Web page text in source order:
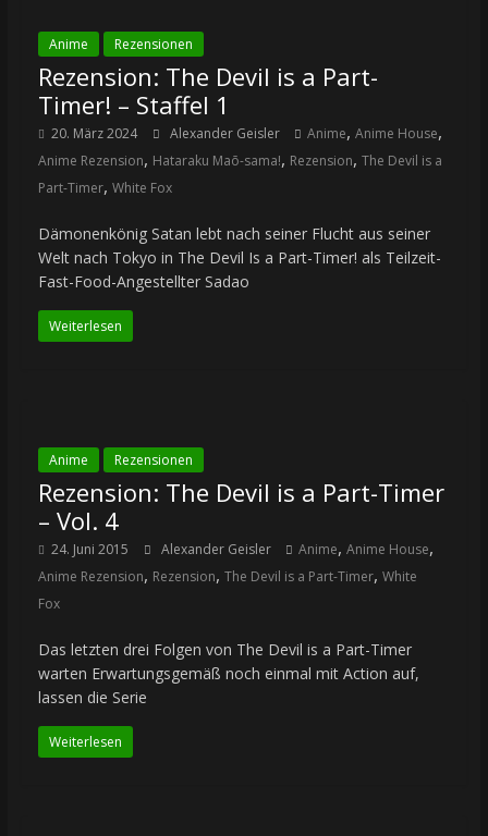
Anime Rezensionen
Rezension: The Devil is a Part-
Timer! – Staffel 1
20. März 2024 Alexander Geisler Anime, Anime House,
Anime Rezension, Hataraku Maō-sama!, Rezension, The Devil is a
Part-Timer, White Fox
Dämonenkönig Satan lebt nach seiner Flucht aus seiner
Welt nach Tokyo in The Devil Is a Part-Timer! als Teilzeit-
Fast-Food-Angestellter Sadao
Weiterlesen
Anime Rezensionen
Rezension: The Devil is a Part-Timer
– Vol. 4
24. Juni 2015 Alexander Geisler Anime, Anime House,
Anime Rezension, Rezension, The Devil is a Part-Timer, White
Fox
Das letzten drei Folgen von The Devil is a Part-Timer
warten Erwartungsgemäß noch einmal mit Action auf,
lassen die Serie
Weiterlesen